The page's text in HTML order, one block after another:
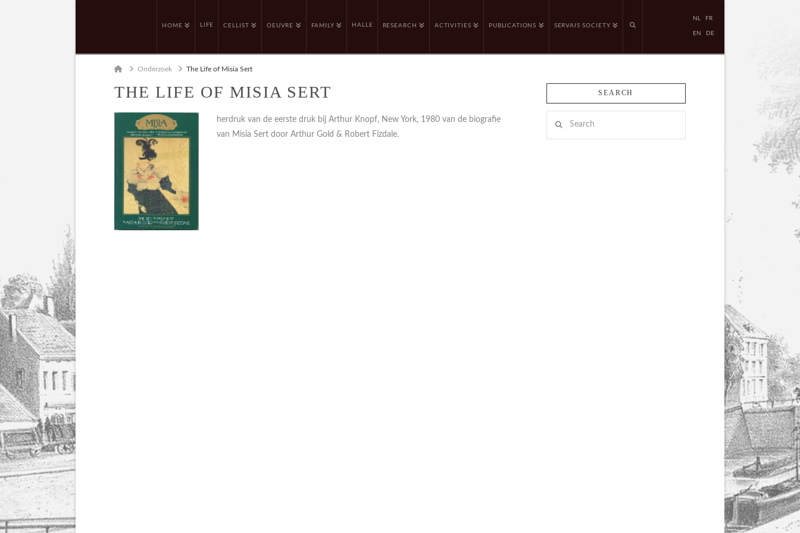
HOME LIFE CELLIST OEUVRE FAMILY HALLE RESEARCH ACTIVITIES PUBLICATIONS SERVAIS SOCIETY
NL FR
EN DE
HomeOnderzoek The Life of Misia Sert
THE LIFE OF MISIA SERT
herdruk van de eerste druk bij Arthur Knopf, New York, 1980 van de biografie
van Misia Sert door Arthur Gold & Robert Fizdale.
SEARCH